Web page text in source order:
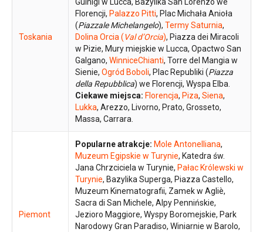
Toskania
Florencji, Palazzo Pitti, Plac Michała Anioła
(Piazzale Michelangelo), Termy Saturnia,
Dolina Orcia (Val d’Orcia), Piazza dei Miracoli
w Pizie, Mury miejskie w Lucca, Opactwo San
Galgano, WinniceChianti, Torre del Mangia w
Sienie, Ogród Boboli, Plac Republiki (Piazza
della Repubblica) we Florencji, Wyspa Elba.
Ciekawe miejsca: Florencja, Piza, Siena,
Lukka, Arezzo, Livorno, Prato, Grosseto,
Massa, Carrara.
Piemont
Popularne atrakcje: Mole Antonelliana,
Muzeum Egipskie w Turynie, Katedra św.
Jana Chrzciciela w Turynie, Pałac Królewski w
Turynie, Bazylika Superga, Piazza Castello,
Muzeum Kinematografii, Zamek w Agliè,
Sacra di San Michele, Alpy Pennińskie,
Jezioro Maggiore, Wyspy Boromejskie, Park
Narodowy Gran Paradiso, Winiarnie w Barolo,